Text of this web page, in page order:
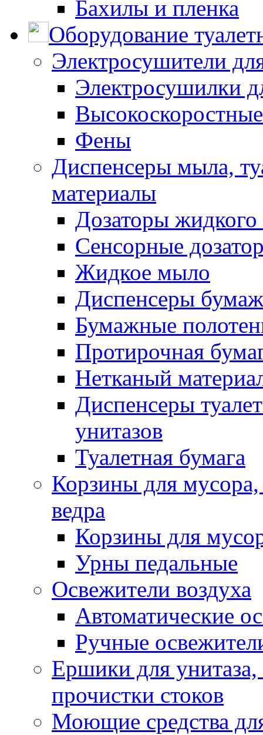
Бахилы и пленка
Оборудование
Электросушители
Электросушилки
Фены
Диспенсеры мыла,
материалы
Дозаторы
Сенсорные
Жидкое мыло
Диспенсеры
Бумажные
Протирочная
Нетканый
Диспенсеры
унитазов
Туалетная бумага
Корзины для
ведра
Корзины для
Урны педальные
Освежители воздуха
Автоматические
Ручные
Ершики для
прочистки стоков
Моющие средства